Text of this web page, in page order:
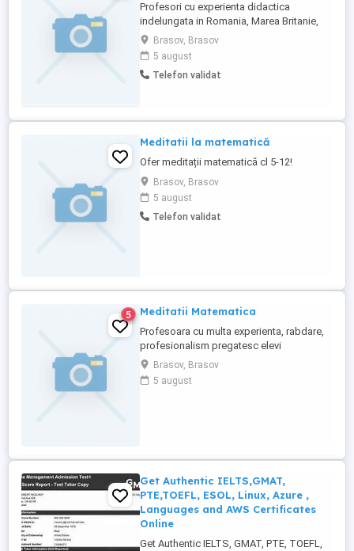
Profesori cu experienta didactica
indelungata in Romania, Marea Britanie,
SUA si Australia ofera cursuri individual
sau in grupuri mici, de 2-4 elevi. Lectiile au
loc in cartierul Racadau, si, in masura
posibilului, in alte cartiere ale Brasovului.
Brasov, Brasov
5 august
Telefon validat
Meditatii la matematică
Ofer meditații matematică cl 5-12!
Brasov, Brasov
5 august
Telefon validat
5 Meditatii Matematica
Profesoara cu multa experienta, rabdare,
profesionalism pregatesc elevi
matematica , orice nivel. Sunt disponibila
si dimineata si dupa masa.Tel. Pentru
Bacalaureatul din toamna , fac meditatii in
Brasov, Brasov
5 august
Get Authentic IELTS,GMAT,
PTE,TOEFL, ESOL, Linux, Azure ,
Languages and AWS Certificates
Online
Get Authentic IELTS, GMAT, PTE, TOEFL,